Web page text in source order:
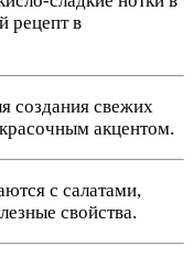
рецепт в
создания свежих
акцентом.
с салатами,
свойства.